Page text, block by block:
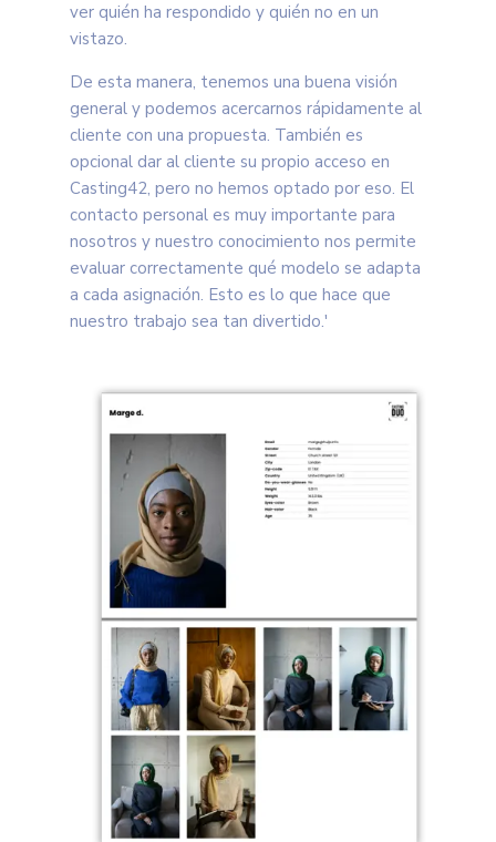
ver quién ha respondido y quién no en un
vistazo.
De esta manera, tenemos una buena visión
general y podemos acercarnos rápidamente al
cliente con una propuesta. También es
opcional dar al cliente su propio acceso en
Casting42, pero no hemos optado por eso. El
contacto personal es muy importante para
nosotros y nuestro conocimiento nos permite
evaluar correctamente qué modelo se adapta
a cada asignación. Esto es lo que hace que
nuestro trabajo sea tan divertido.'